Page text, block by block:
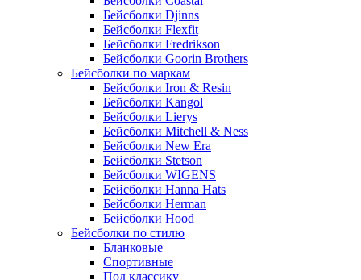
Бейсболки Djinns
Бейсболки Flexfit
Бейсболки Fredrikson
Бейсболки Goorin Brothers
Бейсболки по маркам
Бейсболки Iron & Resin
Бейсболки Kangol
Бейсболки Lierys
Бейсболки Mitchell & Ness
Бейсболки New Era
Бейсболки Stetson
Бейсболки WIGENS
Бейсболки Hanna Hats
Бейсболки Herman
Бейсболки Hood
Бейсболки по стилю
Бланковые
Спортивные
Под классику